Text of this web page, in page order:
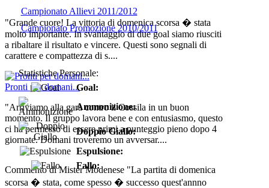
"Grande cuore! La vittoria di domenica scorsa � stata
molto importante. In svantaggio di due goal siamo riusciti
a ribaltare il risultato e vincere. Questi sono segnali di
carattere e compattezza di s....
Pronti per domani...
"Arriviamo alla gara contro il Cossila in un buon
momento. Il gruppo lavora bene e con entusiasmo, questo
ci ha permesso di essere primi a punteggio pieno dopo 4
giornate. Domani troveremo un avversar....
Commento di Mister Modenese "La partita di domenica
scorsa � stata, come spesso � successo quest'annno
Campionato Allievi 2011/2012
Campionato Promozione 2010/2011
Statistiche Personale:
Goal:
Ammonizione:
Doppio Giallo:
Espulsione:
Fallo: